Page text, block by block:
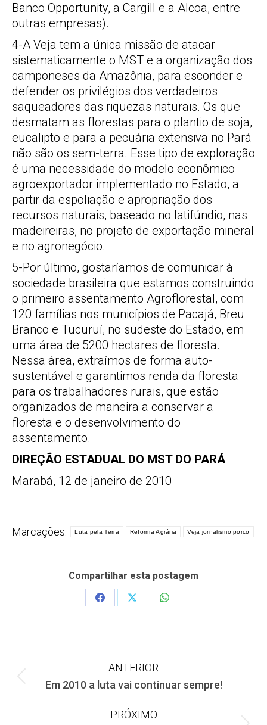
Banco Opportunity, a Cargill e a Alcoa, entre
outras empresas).
4-A Veja tem a única missão de atacar
sistematicamente o MST e a organização dos
camponeses da Amazônia, para esconder e
defender os privilégios dos verdadeiros
saqueadores das riquezas naturais. Os que
desmatam as florestas para o plantio de soja,
eucalipto e para a pecuária extensiva no Pará
não são os sem-terra. Esse tipo de exploração
é uma necessidade do modelo econômico
agroexportador implementado no Estado, a
partir da espoliação e apropriação dos
recursos naturais, baseado no latifúndio, nas
madeireiras, no projeto de exportação mineral
e no agronegócio.
5-Por último, gostaríamos de comunicar à
sociedade brasileira que estamos construindo
o primeiro assentamento Agroflorestal, com
120 famílias nos municípios de Pacajá, Breu
Branco e Tucuruí, no sudeste do Estado, em
uma área de 5200 hectares de floresta.
Nessa área, extraímos de forma auto-
sustentável e garantimos renda da floresta
para os trabalhadores rurais, que estão
organizados de maneira a conservar a
floresta e o desenvolvimento do
assentamento.
DIREÇÃO ESTADUAL DO MST DO PARÁ
Marabá, 12 de janeiro de 2010
Marcações: Luta pela Terra Reforma Agrária Veja jornalismo porco
Compartilhar esta postagem
Share
Share
Share
Navegação
ANTERIOR
Post
Em 2010 a luta vai continuar sempre!
PRÓXIMO